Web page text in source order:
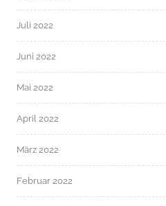
Juli 2022
Juni 2022
Mai 2022
April 2022
März 2022
Februar 2022